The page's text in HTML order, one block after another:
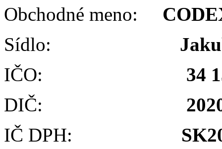
Obchodné meno:
Sídlo:
IČO: 34
DIČ:
IČ DPH: